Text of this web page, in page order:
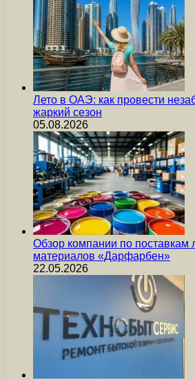
Лето в ОАЭ: как провести
жаркий сезон
05.08.2026
Обзор компании по поставкам
материалов «Дарфарбен»
22.05.2026